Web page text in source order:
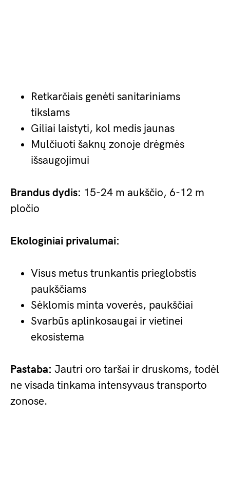
Retkarčiais genėti sanitariniams
tikslams
Giliai laistyti, kol medis jaunas
Mulčiuoti šaknų zonoje drėgmės
išsaugojimui
Brandus dydis: 15-24 m aukščio, 6-12 m
pločio
Ekologiniai privalumai:
Visus metus trunkantis prieglobstis
paukščiams
Sėklomis minta voverės, paukščiai
Svarbūs aplinkosaugai ir vietinei
ekosistema
Pastaba: Jautri oro taršai ir druskoms, todėl
ne visada tinkama intensyvaus transporto
zonose.